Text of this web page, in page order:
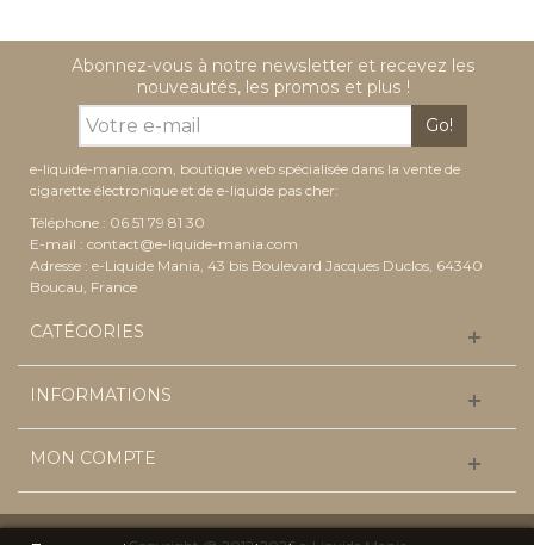
Abonnez-vous à notre newsletter et recevez les
nouveautés, les promos et plus !
Go!
e-liquide-mania.com, boutique web spécialisée dans la vente de
cigarette électronique et de e-liquide pas cher:
Téléphone : 06 51 79 81 30
E-mail : contact@e-liquide-mania.com
Adresse : e-Liquide Mania, 43 bis Boulevard Jacques Duclos, 64340
Boucau, France
CATÉGORIES
INFORMATIONS
MON COMPTE